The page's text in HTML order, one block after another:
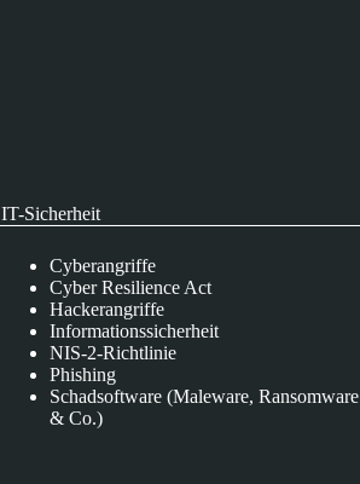
IT-Sicherheit
Cyberangriffe
Cyber Resilience Act
Hackerangriffe
Informationssicherheit
NIS-2-Richtlinie
Phishing
Schadsoftware (Maleware, Ransomware
& Co.)